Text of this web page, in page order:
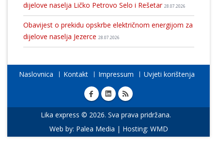
dijelove naselja Ličko Petrovo Selo i Rešetar 28.07.2026
Obavijest o prekidu opskrbe električnom energijom za
dijelove naselja Jezerce 28.07.2026
Naslovnica Kontakt Impressum Uvjeti korištenja
Lika express © 2026. Sva prava pridržana.
Web by: Palea Media | Hosting: WMD